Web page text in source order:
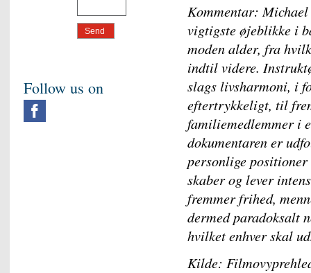
Kommentar: Michael
vigtigste øjeblikke i
moden alder, fra
indtil videre.
slags livsharmoni, i
eftertrykkeligt, til
familiemedlemmer i
dokumentaren er
personlige positioner
skaber og lever
fremmer frihed,
dermed paradoksalt
hvilket enhver skal
Kilde:
Follow us on